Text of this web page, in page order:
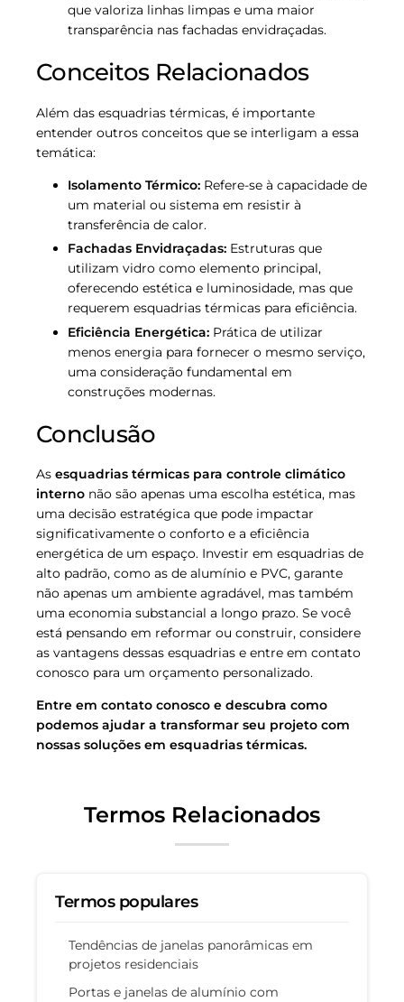
que valoriza linhas limpas e uma maior
transparência nas fachadas envidraçadas.
Conceitos Relacionados
Além das esquadrias térmicas, é importante
entender outros conceitos que se interligam a essa
temática:
Isolamento Térmico: Refere-se à capacidade de
um material ou sistema em resistir à
transferência de calor.
Fachadas Envidraçadas: Estruturas que
utilizam vidro como elemento principal,
oferecendo estética e luminosidade, mas que
requerem esquadrias térmicas para eficiência.
Eficiência Energética: Prática de utilizar
menos energia para fornecer o mesmo serviço,
uma consideração fundamental em
construções modernas.
Conclusão
As esquadrias térmicas para controle climático
interno não são apenas uma escolha estética, mas
uma decisão estratégica que pode impactar
significativamente o conforto e a eficiência
energética de um espaço. Investir em esquadrias de
alto padrão, como as de alumínio e PVC, garante
não apenas um ambiente agradável, mas também
uma economia substancial a longo prazo. Se você
está pensando em reformar ou construir, considere
as vantagens dessas esquadrias e entre em contato
conosco para um orçamento personalizado.
Entre em contato conosco e descubra como
podemos ajudar a transformar seu projeto com
nossas soluções em esquadrias térmicas.
Termos Relacionados
Termos populares
Tendências de janelas panorâmicas em
projetos residenciais
Portas e janelas de alumínio com